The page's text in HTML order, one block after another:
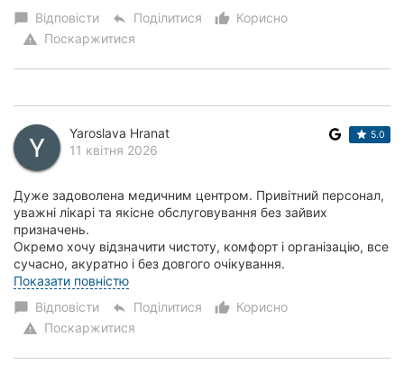
chat_bubble Відповісти reply Поділитися thumb_up_alt
Корисно
warning Поскаржитися
Yaroslava Hranat
11 квітня 2026
5.0
Дуже задоволена медичним центром. Привітний персонал,
уважні лікарі та якісне обслуговування без зайвих
призначень.
Окремо хочу відзначити чистоту, комфорт і організацію, все
сучасно, акуратно і без довгого очікування.
Рекомендую цей медичний центр т...
Показати повністю
chat_bubble Відповісти reply Поділитися thumb_up_alt
Корисно
warning Поскаржитися